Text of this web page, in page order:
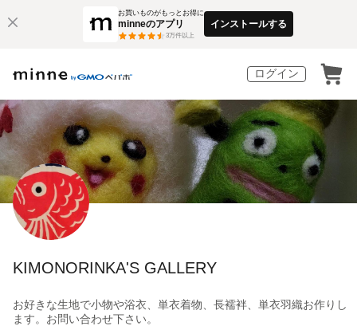
お買いものがもっとお得に
minneのアプリ
3万件以上
インストールする
ログイン
KIMONORINKA'S GALLERY
お好きな生地で小物や浴衣、単衣着物、長襦袢、単衣羽織お作りし
ます。お問い合わせ下さい。